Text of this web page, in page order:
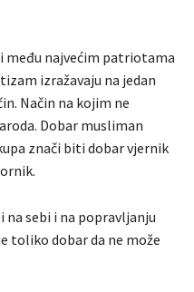
među najvećim patriotama
izražavaju na jedan
Način na kojim ne
Dobar musliman
znači biti dobar vjernik
sebi i na popravljanju
toliko dobar da ne može